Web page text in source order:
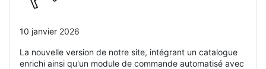
10 janvier 2026
La nouvelle version de notre site, intégrant un catalogue
enrichi ainsi qu'un module de commande automatisé avec